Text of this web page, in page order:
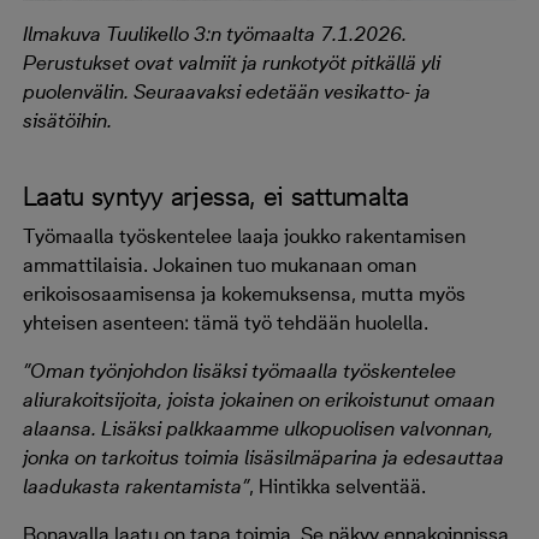
Ilmakuva Tuulikello 3:n työmaalta 7.1.2026.
Perustukset ovat valmiit ja runkotyöt pitkällä yli
puolenvälin. Seuraavaksi edetään vesikatto- ja
sisätöihin.
Laatu syntyy arjessa, ei sattumalta
Työmaalla työskentelee laaja joukko rakentamisen
ammattilaisia. Jokainen tuo mukanaan oman
erikoisosaamisensa ja kokemuksensa, mutta myös
yhteisen asenteen: tämä työ tehdään huolella.
”Oman työnjohdon lisäksi työmaalla työskentelee
aliurakoitsijoita, joista jokainen on erikoistunut omaan
alaansa. Lisäksi palkkaamme ulkopuolisen valvonnan,
jonka on tarkoitus toimia lisäsilmäparina ja edesauttaa
laadukasta rakentamista”, Hintikka selventää.
Bonavalla laatu on tapa toimia. Se näkyy ennakoinnissa,